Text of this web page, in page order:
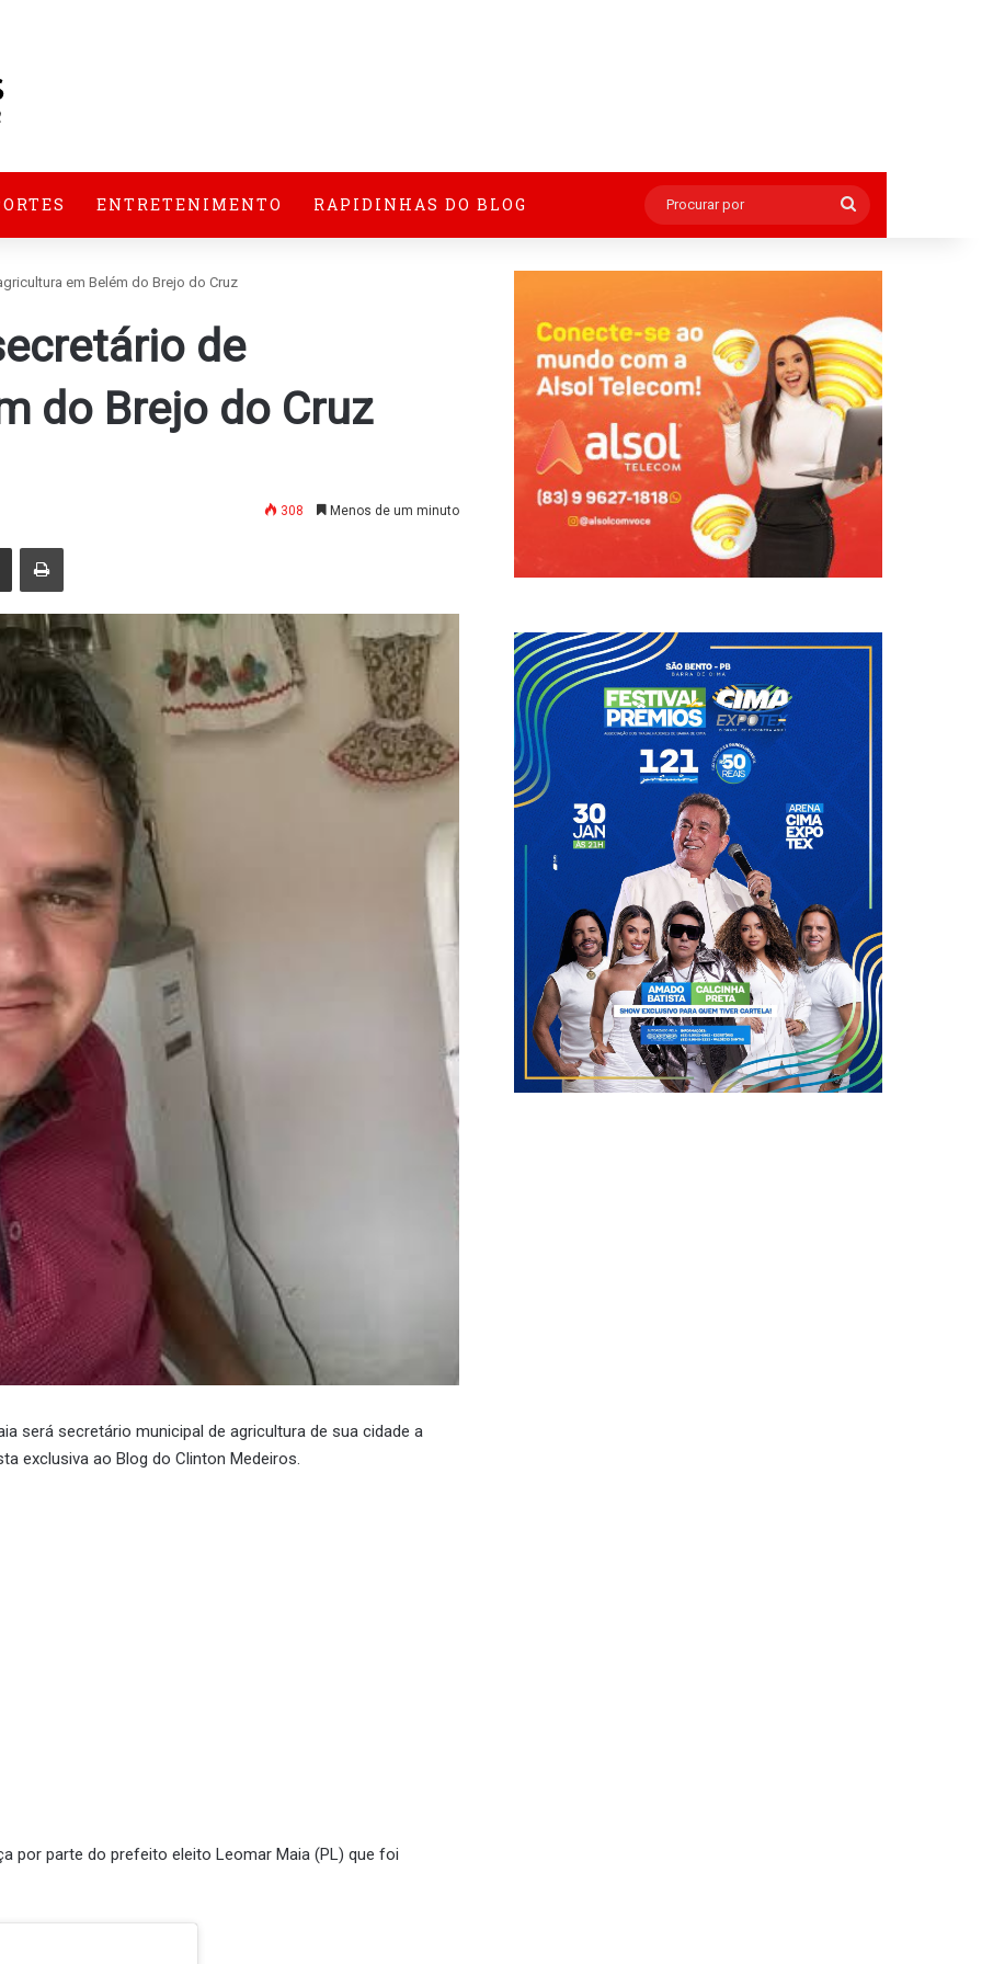
ENTRETENIMENTO RAPIDINHAS DO BLOG
Procurar
por
em Belém do Brejo do Cruz
de
do Brejo do Cruz
308 Menos de um minuto
Compartilhar via e-mail Imprimir
será secretário municipal de agricultura de sua cidade a
exclusiva ao Blog do Clinton Medeiros.
por parte do prefeito eleito Leomar Maia (PL) que foi